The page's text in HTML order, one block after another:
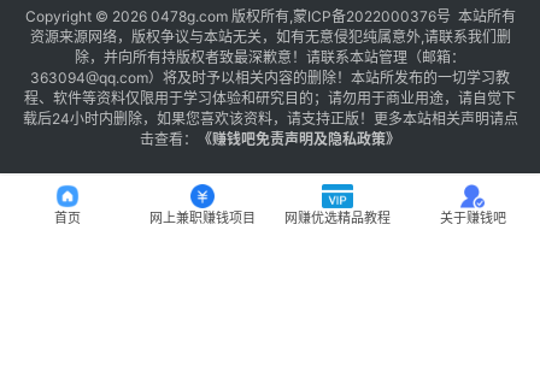
Copyright © 2026 0478g.com 版权所有,蒙ICP备2022000376号 本站所有
资源来源网络，版权争议与本站无关，如有无意侵犯纯属意外,请联系我们删
除，并向所有持版权者致最深歉意！请联系本站管理（邮箱：
363094@qq.com）将及时予以相关内容的删除！本站所发布的一切学习教
程、软件等资料仅限用于学习体验和研究目的；请勿用于商业用途，请自觉下
载后24小时内删除，如果您喜欢该资料，请支持正版！更多本站相关声明请点
击查看：
《赚钱吧免责声明及隐私政策》
首页 网上兼职赚钱项目 网赚优选精品教程 关于赚钱吧